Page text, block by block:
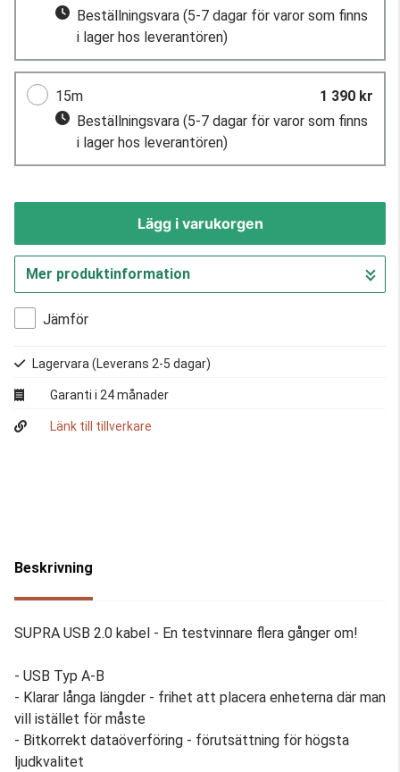
Beställningsvara (5-7 dagar för varor som finns
i lager hos leverantören)
15m
1 390 kr
Beställningsvara (5-7 dagar för varor som finns
i lager hos leverantören)
Lägg i varukorgen
Gå till kassan
Mer produktinformation
Jämför
Lagervara (Leverans 2-5 dagar)
Garanti i 24 månader
Länk till tillverkare
Beskrivning
SUPRA USB 2.0 kabel - En testvinnare flera gånger om!
- USB Typ A-B
- Klarar långa längder - frihet att placera enheterna där man
vill istället för måste
- Bitkorrekt dataöverföring - förutsättning för högsta
ljudkvalitet